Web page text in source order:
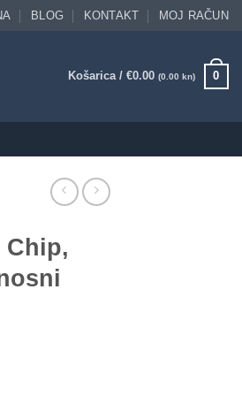
BLOG KONTAKT MOJ RAČUN
Košarica / €0.00 (0.00 kn) 0
Chip,